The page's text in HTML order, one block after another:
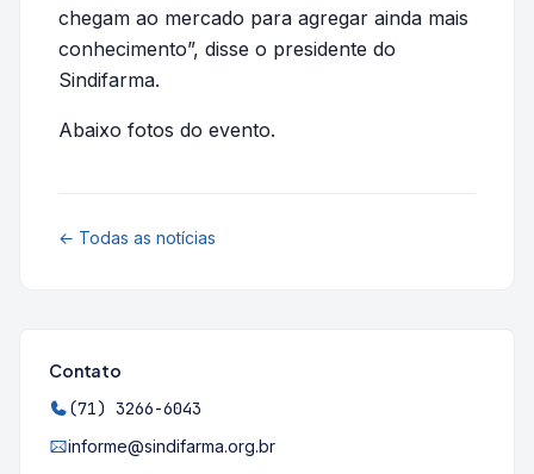
chegam ao mercado para agregar ainda mais
conhecimento”, disse o presidente do
Sindifarma.
Abaixo fotos do evento.
← Todas as notícias
Contato
(71) 3266-6043
informe@sindifarma.org.br